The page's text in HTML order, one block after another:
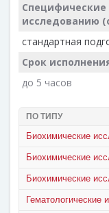
исследованию
стандартная
Срок
до 5 часов
ПО ТИПУ
Биохимические
Биохимические
Биохимические
Гематологические